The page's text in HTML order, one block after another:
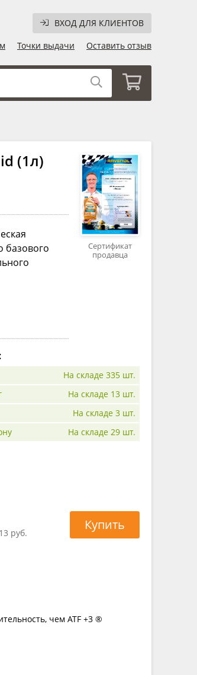
ВХОД ДЛЯ КЛИЕНТОВ
Точки выдачи Оставить отзыв
(1л)
базового
Сертификат
продавца
На складе 335 шт.
На складе 13 шт.
На складе 3 шт.
На складе 29 шт.
руб.
Купить
чем ATF +3 ®